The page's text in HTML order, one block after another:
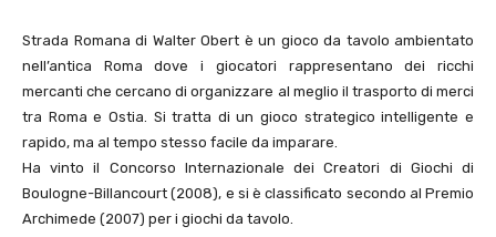
Strada Romana di Walter Obert è un gioco da tavolo ambientato
nell’antica Roma dove i giocatori rappresentano dei ricchi
mercanti che cercano di organizzare al meglio il trasporto di merci
tra Roma e Ostia. Si tratta di un gioco strategico intelligente e
rapido, ma al tempo stesso facile da imparare.
Ha vinto il Concorso Internazionale dei Creatori di Giochi di
Boulogne-Billancourt (2008), e si è classificato secondo al Premio
Archimede (2007) per i giochi da tavolo.